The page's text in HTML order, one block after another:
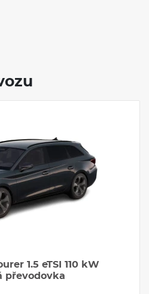
1.5 eTSI 110 kW
převodovka